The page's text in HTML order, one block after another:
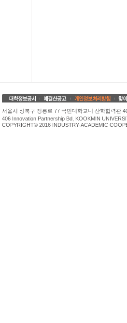
서울시 성북구 정릉로 77 국민대학교내 산학협력관
406 Innovation Partnership Bd, KOOKMIN
COPYRIGHT© 2016 INDUSTRY-ACADEMIC